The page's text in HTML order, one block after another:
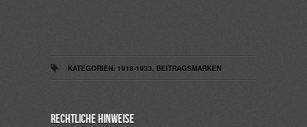
KATEGORIEN: 1918-1933, BEITRAGSMARKEN
Rechtliche Hinweise